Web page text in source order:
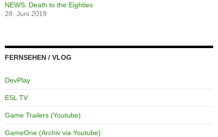
NEWS: Death to the Eighties
28. Juni 2019
FERNSEHEN / VLOG
DevPlay
ESL TV
Game Trailers (Youtube)
GameOne (Archiv via Youtube)